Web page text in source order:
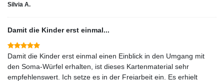
Silvia A.
Damit die Kinder erst einmal...
Damit die Kinder erst einmal einen Einblick in den Umgang mit
den Soma-Würfel erhalten, ist dieses Kartenmaterial sehr
empfehlenswert. Ich setze es in der Freiarbeit ein. Es erhielt